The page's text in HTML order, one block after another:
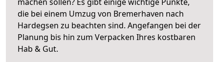
die bei einem Umzug von Bremerhaven nach
Hardegsen zu beachten sind. Angefangen bei der
Planung bis hin zum Verpacken Ihres kostbaren
Hab & Gut.